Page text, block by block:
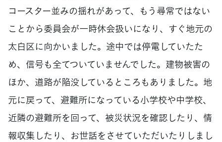
コースター並みの揺れがあって、もう尋常ではない
ことから委員会が一時休会扱いになり、すぐ地元の
太白区に向かいました。途中では停電していたた
め、信号も全てついていませんでした。建物被害の
ほか、道路が陥没しているところもありました。地
元に戻って、避難所になっている小学校や中学校、
近隣の避難所を回って、被災状況を確認したり、情
報収集したり、お世話をさせていただいたりしまし